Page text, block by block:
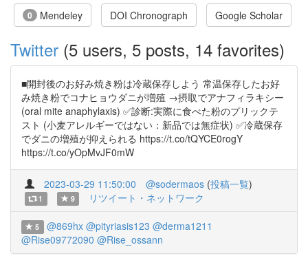
0 Mendeley DOI Chronograph Google Scholar
Twitter (5 users, 5 posts, 14 favorites)
■開封後のお好み焼き粉は冷蔵保存しよう 常温保存したお好
み焼き粉でコナヒョウダニが増殖 →摂取でアナフィラキシー
(oral mite anaphylaxis) ✅診断:実際に食べた粉のプリックテ
スト (小麦アレルギーではない：新品では無症状) ✅冷蔵保存
でダニの増殖が抑えられる https://t.co/tQYCE0rogY
https://t.co/yOpMvJF0mW
2023-03-29 11:50:00 @sodermaos (投稿一覧)
1 9 リツイート・ネットワーク
5 @869hx @pityriasis123 @derma1211
@Rise09772090 @Rise_ossann